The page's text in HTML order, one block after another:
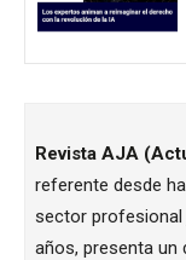
Revista AJA
referente desde
sector profesional
años, presenta un